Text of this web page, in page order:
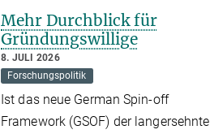
Mehr Durchblick für
Gründungswillige
8. JULI 2026
Forschungspolitik
Ist das neue German Spin-off
Framework (GSOF) der langersehnte